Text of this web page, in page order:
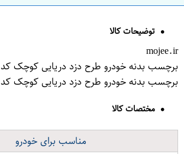
توضیحات کالا
mojee.ir
برچسب بدنه خودرو طرح دزد دریایی کوچک کد 221
برچسب بدنه خودرو طرح دزد دریایی کوچک کد 221
مختصات کالا
مناسب برای خودرو